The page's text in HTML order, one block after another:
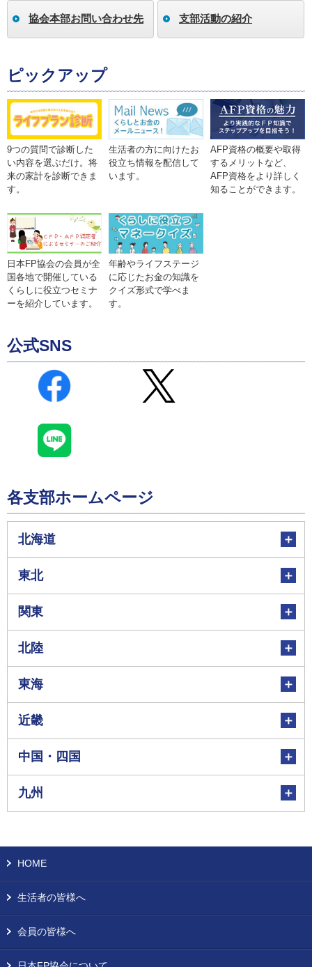
協会本部お問い合わせ先 支部活動の紹介
ピックアップ
9つの質問で診断した
い内容を選ぶだけ。将
来の家計を診断できま
す。
生活者の方に向けたお
役立ち情報を配信して
います。
AFP資格の概要や取得
するメリットなど、
AFP資格をより詳しく
知ることができます。
日本FP協会の会員が全
国各地で開催している
くらしに役立つセミナ
ーを紹介しています。
年齢やライフステージ
に応じたお金の知識を
クイズ形式で学べま
す。
公式SNS
各支部ホームページ
北海道
東北
関東
北陸
東海
近畿
中国・四国
九州
HOME
生活者の皆様へ
会員の皆様へ